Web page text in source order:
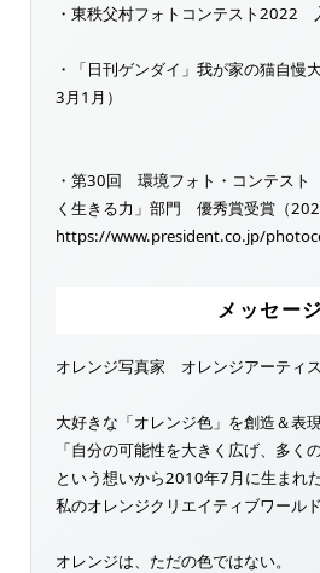
・東秩父村フォトコンテスト2022
・「日刊ゲンダイ」我が家の猫自
3月1月）
・第30回 環境フォト・コンテス
く生きる力」部門 優秀賞受賞（
https://www.president.co.jp/
メッセージ
オレンジ写真家 オレンジアーティ
大好きな「オレンジ色」を創造＆表現
「自分の可能性を大きく広げ、多く
という想いから2010年7月に生まれ
私のオレンジクリエイティブワールド
オレンジは、ただの色ではない。